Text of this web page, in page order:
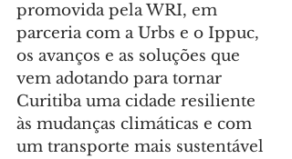
promovida pela WRI, em
parceria com a Urbs e o Ippuc,
os avanços e as soluções que
vem adotando para tornar
Curitiba uma cidade resiliente
às mudanças climáticas e com
um transporte mais sustentável